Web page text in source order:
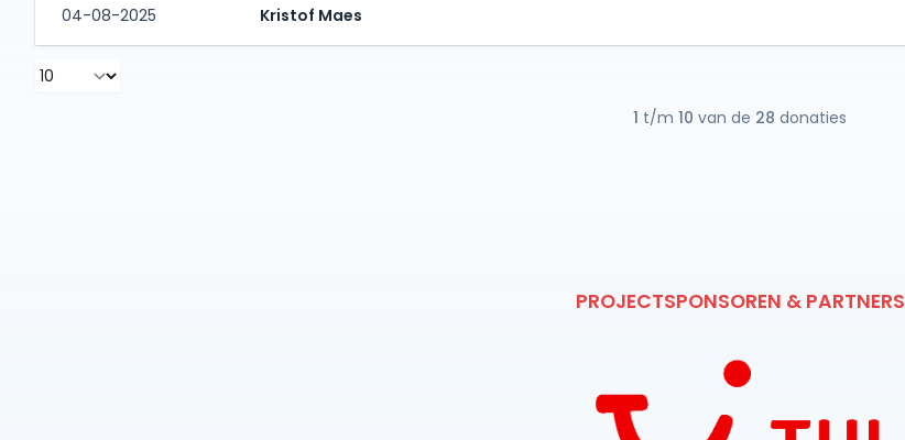
04-08-2025 Kristof Maes
1 t/m 10 van de 28 donaties
PROJECTSPONSOREN & PARTNERS